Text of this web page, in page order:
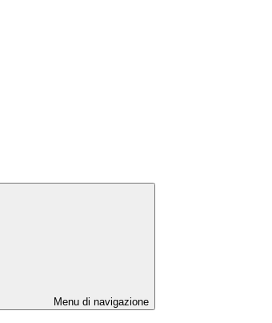
Menu di navigazione